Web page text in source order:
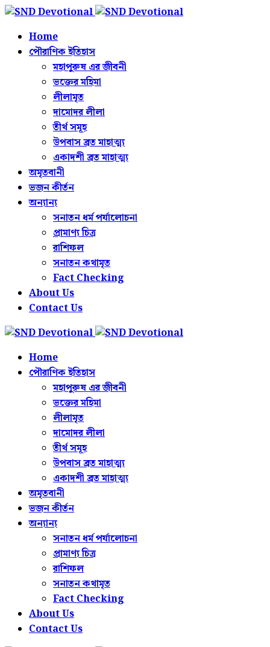
Home
পৌরাণিক ইতিহাস
মহাপুরুষ এর জীবনী
ভক্তের মহিমা
লীলামৃত
দামোদর লীলা
তীর্থ সমূহ
উপবাস ব্রত মাহাত্ম্য
একাদশী ব্রত মাহাত্ম্য
অমৃতবানী
ভজন কীর্তন
অন্যান্য
সনাতন ধর্ম পর্যালোচনা
প্রামাণ্য চিত্র
রাশিফল
সনাতন কথামৃত
Fact Checking
About Us
Contact Us
Home
পৌরাণিক ইতিহাস
মহাপুরুষ এর জীবনী
ভক্তের মহিমা
লীলামৃত
দামোদর লীলা
তীর্থ সমূহ
উপবাস ব্রত মাহাত্ম্য
একাদশী ব্রত মাহাত্ম্য
অমৃতবানী
ভজন কীর্তন
অন্যান্য
সনাতন ধর্ম পর্যালোচনা
প্রামাণ্য চিত্র
রাশিফল
সনাতন কথামৃত
Fact Checking
About Us
Contact Us